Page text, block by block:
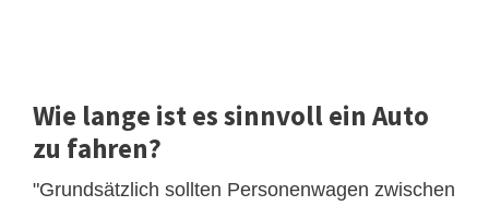
Wie lange ist es sinnvoll ein Auto
zu fahren?
"Grundsätzlich sollten Personenwagen zwischen